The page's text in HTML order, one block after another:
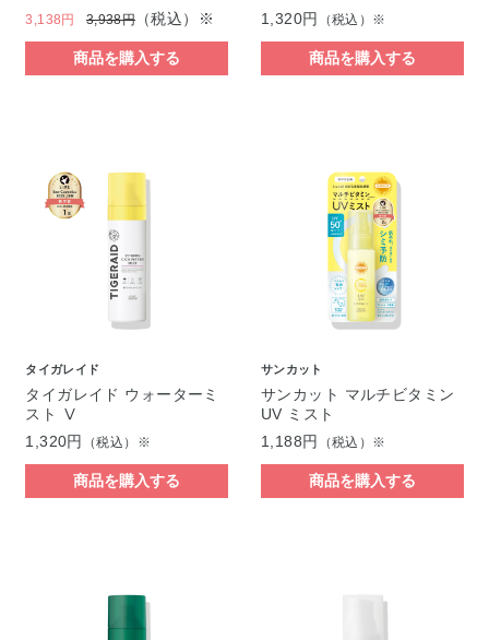
3,138円 3,938円 （税込）※
商品を購入する
1,320円
（税込）※
商品を購入する
タイガレイド
タイガレイド ウォーターミ
スト Ⅴ
1,320円
（税込）※
商品を購入する
サンカット
サンカット マルチビタミン
UV ミスト
1,188円
（税込）※
商品を購入する